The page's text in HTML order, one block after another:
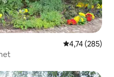
4,74 av 5 i
4,74 (285)